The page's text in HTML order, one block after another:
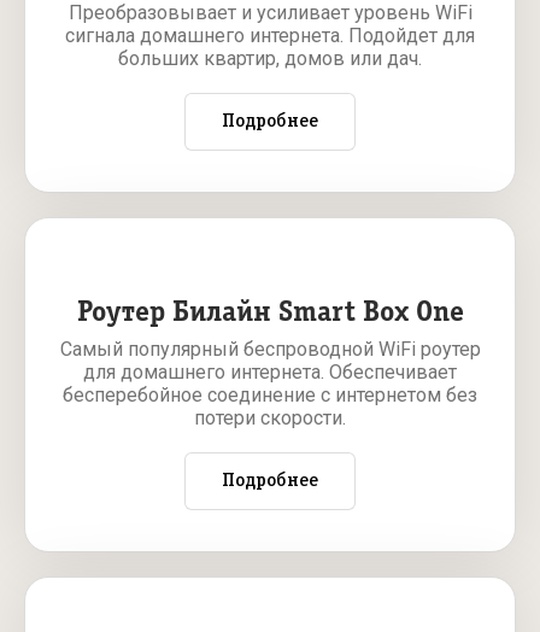
Преобразовывает и усиливает уровень WiFi
сигнала домашнего интернета. Подойдет для
больших квартир, домов или дач.
Подробнее
Роутер Билайн Smart Box One
Самый популярный беспроводной WiFi роутер
для домашнего интернета. Обеспечивает
бесперебойное соединение с интернетом без
потери скорости.
Подробнее